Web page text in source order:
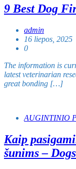
9 Best Dog
admin
16 liepos, 2025
0
The information is
latest veterinarian
great bonding […]
AUGINTINIO
Kaip
šunims –